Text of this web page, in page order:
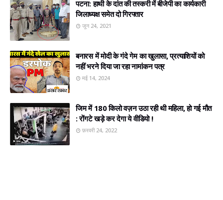
पटना: हाथी के दांत की तस्करी में बीजेपी का कार्यकारी
जिलाध्यक्ष समेत दो गिरफ्तार
जून 24, 2021
बनारस में मोदी के गंदे गेम का खुलासा, प्रत्‍याशियों को
नहीं भरने दिया जा रहा नामांकन पत्र
मई 14, 2024
जिम में 180 किलो वज़न उठा रही थी महिला, हो गई मौत
: रोंगटे खड़े कर देगा ये वीडियो !
फ़रवरी 24, 2022